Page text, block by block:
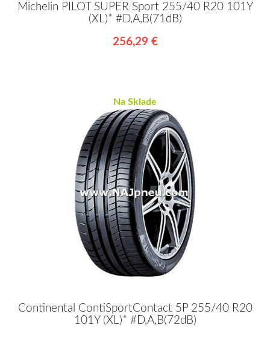
Michelin PILOT SUPER Sport 255/40 R20 101Y
(XL)* #D,A,B(71dB)
256,29 €
Na Sklade
Continental ContiSportContact 5P 255/40 R20
101Y (XL)* #D,A,B(72dB)